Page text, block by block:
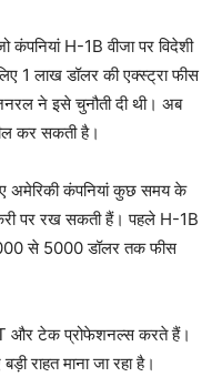
कंपनियां H-1B वीजा पर विदेशी
1 लाख डॉलर की एक्स्ट्रा फीस
ने इसे चुनौती दी थी। अब
कर सकती है।
अमेरिकी कंपनियां कुछ समय के
पर रख सकती हैं। पहले H-1B
से 5000 डॉलर तक फीस
IT और टेक प्रोफेशनल्स करते हैं।
राहत माना जा रहा है।